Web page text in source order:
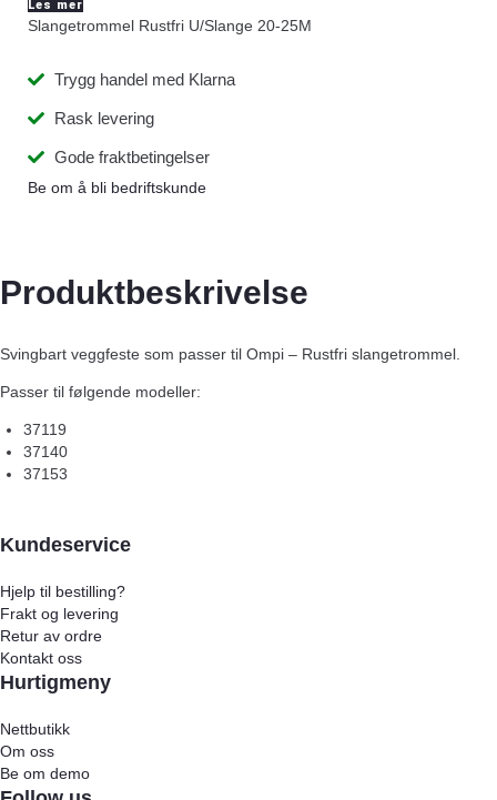
Les mer
Slangetrommel Rustfri U/Slange 20-25M
Trygg handel med Klarna
Rask levering
Gode fraktbetingelser
Be om å bli bedriftskunde
Produktbeskrivelse
Svingbart veggfeste som passer til Ompi – Rustfri slangetrommel.
Passer til følgende modeller:
37119
37140
37153
Kundeservice
Hjelp til bestilling?
Frakt og levering
Retur av ordre
Kontakt oss
Hurtigmeny
Nettbutikk
Om oss
Be om demo